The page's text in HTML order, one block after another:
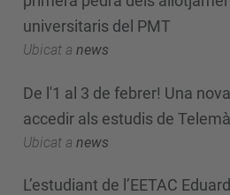
universitaris del PMT
Ubicat a news
De l'1 al 3 de febrer! Una
accedir als estudis de
Ubicat a news
L’estudiant de l’EETAC